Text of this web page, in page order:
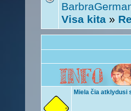
Visa kita »
Miela čia atklydusi